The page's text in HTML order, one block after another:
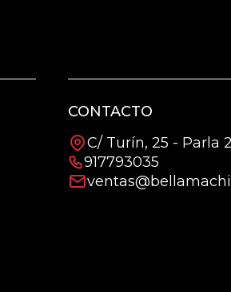
CONTACTO
C/ Turín, 25 - Parla
917793035